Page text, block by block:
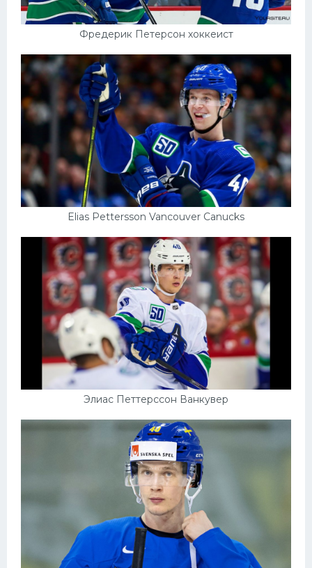
Фредерик Петерсон хоккеист
Elias Pettersson Vancouver Canucks
Элиас Петтерссон Ванкувер